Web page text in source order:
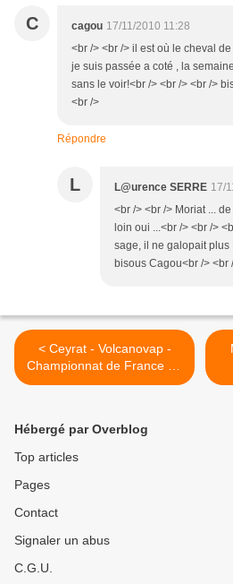
C cagou 17/11/2010 11:28
<br /> <br /> il est où le cheval
je suis passée a coté , la
sans le voir!<br /> <br /> <br />
<br />
Répondre
L L@urence SERRE 17/
<br /> <br /> Moriat ...
loin oui ...<br /> <br />
sage, il ne galopait plus
bisous Cagou<br /> <br
< Ceyrat - Volcanovap -
Championnat de France de
voitures à pédales
Hébergé par Overblog
Top articles
Pages
Contact
Signaler un abus
C.G.U.